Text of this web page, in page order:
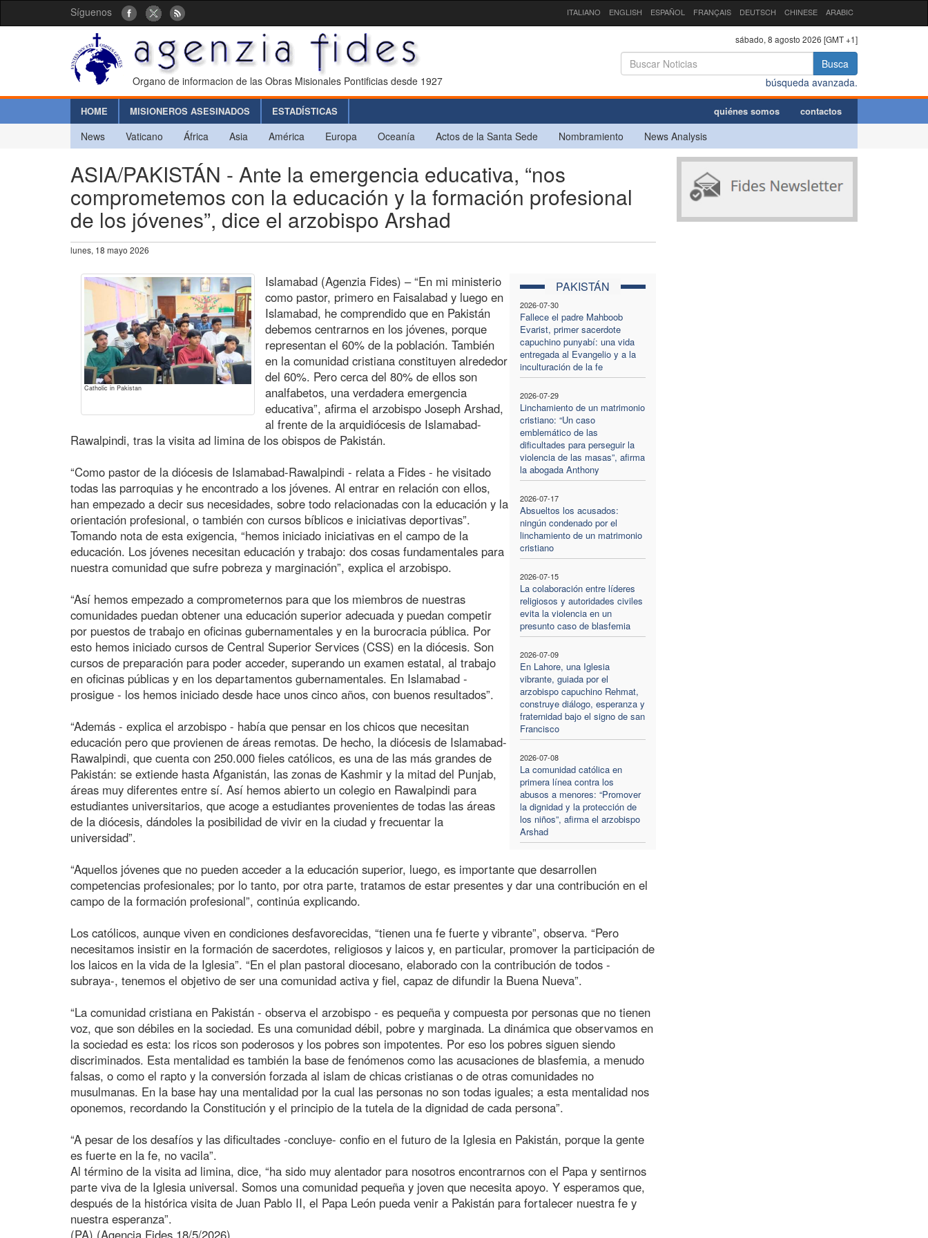
Síguenos ITALIANO ENGLISH ESPAÑOL FRANÇAIS DEUTSCH CHINESE ARABIC
Organo de informacion de las Obras Misionales Pontificias desde 1927
sábado, 8 agosto 2026 [GMT +1]
Busca
búsqueda avanzada.
HOME MISIONEROS ASESINADOS ESTADÍSTICAS quiénes somos contactos
News Vaticano África Asia América Europa Oceanía Actos de la Santa Sede Nombramiento News Analysis
ASIA/PAKISTÁN - Ante la emergencia educativa, “nos
comprometemos con la educación y la formación profesional
de los jóvenes”, dice el arzobispo Arshad
lunes, 18 mayo 2026
Catholic in Pakistan
PAKISTÁN
2026-07-30
Fallece el padre Mahboob
Evarist, primer sacerdote
capuchino punyabí: una vida
entregada al Evangelio y a la
inculturación de la fe
2026-07-29
Linchamiento de un matrimonio
cristiano: “Un caso
emblemático de las
dificultades para perseguir la
violencia de las masas”, afirma
la abogada Anthony
2026-07-17
Absueltos los acusados:
ningún condenado por el
linchamiento de un matrimonio
cristiano
2026-07-15
La colaboración entre líderes
religiosos y autoridades civiles
evita la violencia en un
presunto caso de blasfemia
2026-07-09
En Lahore, una Iglesia
vibrante, guiada por el
arzobispo capuchino Rehmat,
construye diálogo, esperanza y
fraternidad bajo el signo de san
Francisco
2026-07-08
La comunidad católica en
primera línea contra los
abusos a menores: “Promover
la dignidad y la protección de
los niños”, afirma el arzobispo
Arshad
Islamabad (Agenzia Fides) – “En mi ministerio
como pastor, primero en Faisalabad y luego en
Islamabad, he comprendido que en Pakistán
debemos centrarnos en los jóvenes, porque
representan el 60% de la población. También
en la comunidad cristiana constituyen alrededor
del 60%. Pero cerca del 80% de ellos son
analfabetos, una verdadera emergencia
educativa”, afirma el arzobispo Joseph Arshad,
al frente de la arquidiócesis de Islamabad-
Rawalpindi, tras la visita ad limina de los obispos de Pakistán.
“Como pastor de la diócesis de Islamabad-Rawalpindi - relata a Fides - he visitado
todas las parroquias y he encontrado a los jóvenes. Al entrar en relación con ellos,
han empezado a decir sus necesidades, sobre todo relacionadas con la educación y la
orientación profesional, o también con cursos bíblicos e iniciativas deportivas”.
Tomando nota de esta exigencia, “hemos iniciado iniciativas en el campo de la
educación. Los jóvenes necesitan educación y trabajo: dos cosas fundamentales para
nuestra comunidad que sufre pobreza y marginación”, explica el arzobispo.
“Así hemos empezado a comprometernos para que los miembros de nuestras
comunidades puedan obtener una educación superior adecuada y puedan competir
por puestos de trabajo en oficinas gubernamentales y en la burocracia pública. Por
esto hemos iniciado cursos de Central Superior Services (CSS) en la diócesis. Son
cursos de preparación para poder acceder, superando un examen estatal, al trabajo
en oficinas públicas y en los departamentos gubernamentales. En Islamabad -
prosigue - los hemos iniciado desde hace unos cinco años, con buenos resultados”.
“Además - explica el arzobispo - había que pensar en los chicos que necesitan
educación pero que provienen de áreas remotas. De hecho, la diócesis de Islamabad-
Rawalpindi, que cuenta con 250.000 fieles católicos, es una de las más grandes de
Pakistán: se extiende hasta Afganistán, las zonas de Kashmir y la mitad del Punjab,
áreas muy diferentes entre sí. Así hemos abierto un colegio en Rawalpindi para
estudiantes universitarios, que acoge a estudiantes provenientes de todas las áreas
de la diócesis, dándoles la posibilidad de vivir en la ciudad y frecuentar la
universidad”.
“Aquellos jóvenes que no pueden acceder a la educación superior, luego, es importante que desarrollen
competencias profesionales; por lo tanto, por otra parte, tratamos de estar presentes y dar una contribución en el
campo de la formación profesional”, continúa explicando.
Los católicos, aunque viven en condiciones desfavorecidas, “tienen una fe fuerte y vibrante”, observa. “Pero
necesitamos insistir en la formación de sacerdotes, religiosos y laicos y, en particular, promover la participación de
los laicos en la vida de la Iglesia”. “En el plan pastoral diocesano, elaborado con la contribución de todos -
subraya-, tenemos el objetivo de ser una comunidad activa y fiel, capaz de difundir la Buena Nueva”.
“La comunidad cristiana en Pakistán - observa el arzobispo - es pequeña y compuesta por personas que no tienen
voz, que son débiles en la sociedad. Es una comunidad débil, pobre y marginada. La dinámica que observamos en
la sociedad es esta: los ricos son poderosos y los pobres son impotentes. Por eso los pobres siguen siendo
discriminados. Esta mentalidad es también la base de fenómenos como las acusaciones de blasfemia, a menudo
falsas, o como el rapto y la conversión forzada al islam de chicas cristianas o de otras comunidades no
musulmanas. En la base hay una mentalidad por la cual las personas no son todas iguales; a esta mentalidad nos
oponemos, recordando la Constitución y el principio de la tutela de la dignidad de cada persona”.
“A pesar de los desafíos y las dificultades -concluye- confio en el futuro de la Iglesia en Pakistán, porque la gente
es fuerte en la fe, no vacila”.
Al término de la visita ad limina, dice, “ha sido muy alentador para nosotros encontrarnos con el Papa y sentirnos
parte viva de la Iglesia universal. Somos una comunidad pequeña y joven que necesita apoyo. Y esperamos que,
después de la histórica visita de Juan Pablo II, el Papa León pueda venir a Pakistán para fortalecer nuestra fe y
nuestra esperanza”.
(PA) (Agencia Fides 18/5/2026)